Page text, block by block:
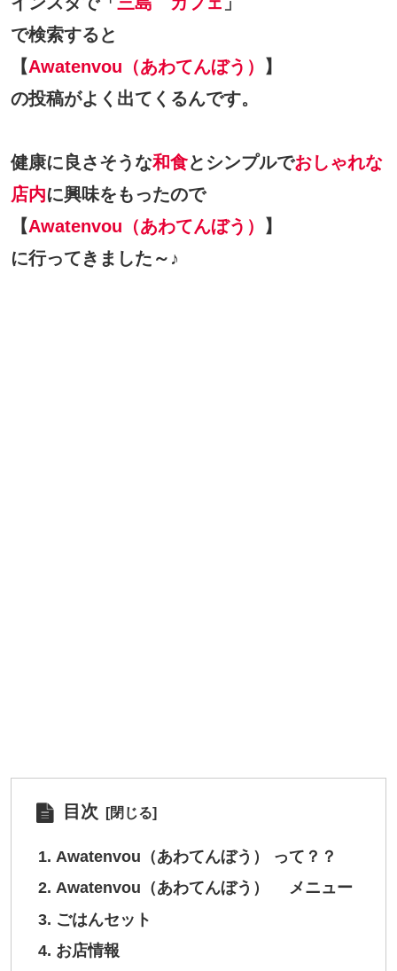
で検索すると
【Awatenvou（あわてんぼう）
】
の投稿がよく出てくるんです。
健康に良さそうな和食とシンプルでおしゃれな
店内に興味をもったので
【Awatenvou（あわてんぼう）
】
に行ってきました～♪
目次
Awatenvou（あわてんぼう） って？？
Awatenvou（あわてんぼう） メニュー
ごはんセット
お店情報